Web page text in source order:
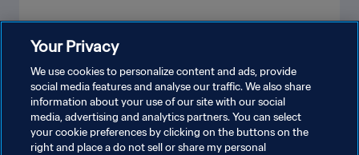
PLUS
Your Privacy
We use cookies to personalize content and ads, provide
social media features and analyse our traffic. We also share
information about your use of our site with our social
media, advertising and analytics partners. You can select
your cookie preferences by clicking on the buttons on the
right and place a do not sell or share my personal